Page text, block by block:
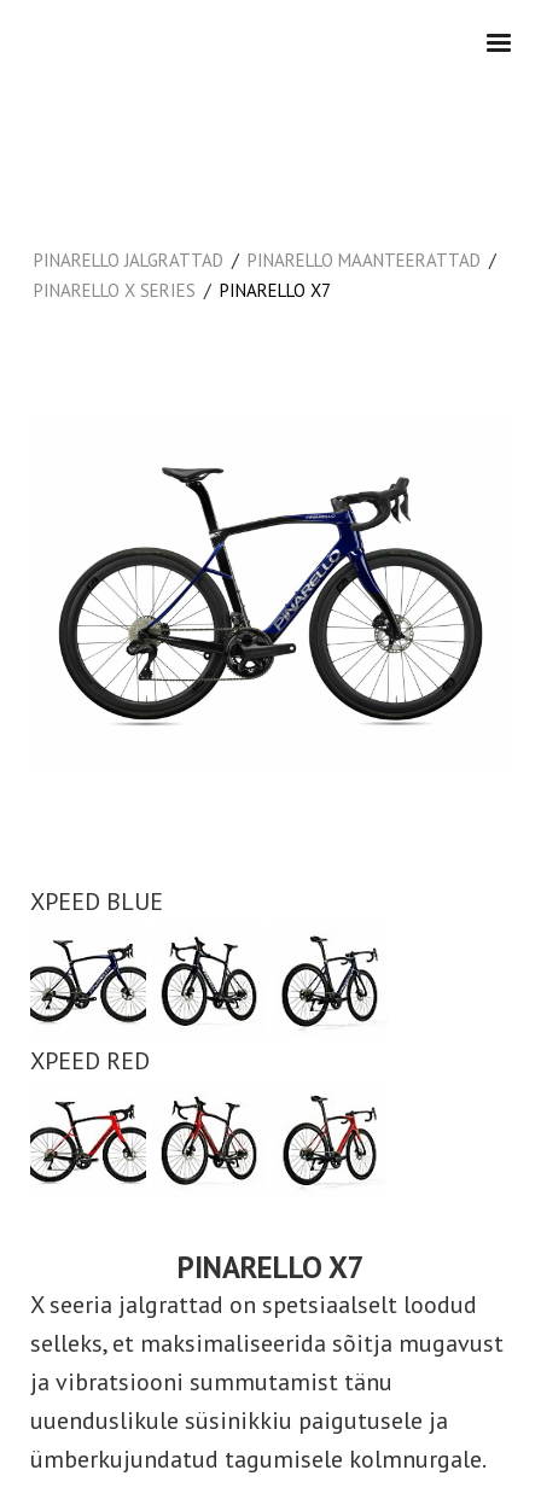
PINARELLO JALGRATTAD / PINARELLO MAANTEERATTAD /
PINARELLO X SERIES / PINARELLO X7
XPEED BLUE
XPEED RED
PINARELLO X7
X seeria jalgrattad on spetsiaalselt loodud
selleks, et maksimaliseerida sõitja mugavust
ja vibratsiooni summutamist tänu
uuenduslikule süsinikkiu paigutusele ja
ümberkujundatud tagumisele kolmnurgale.